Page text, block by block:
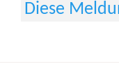
Diese